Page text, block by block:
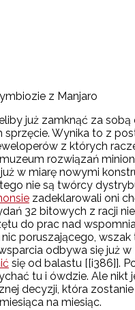
z Manjaro
już zamknąć za sobą
sprzęcie. Wynika to z
z których
rozwiązań
w miarę nowymi
nie są twórcy
zadeklarowali oni
32 bitowych z racji
do prac nad
poruszającego, wszak
odbywa się już
się od balastu [[i386]].
tu i ówdzie. Ale nikt
decyzji, która
na miesiąc.